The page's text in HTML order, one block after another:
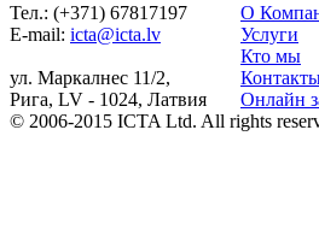
Тел.: (+371) 67817197
Е-mail: icta@icta.lv
ул. Маркалнес 11/2,
Рига, LV - 1024, Латвия
О
Услуги
Кто мы
Онлайн
© 2006-2015 ICTA Ltd. All rights